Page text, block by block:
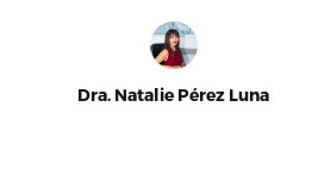
Dra. Natalie Pérez Luna